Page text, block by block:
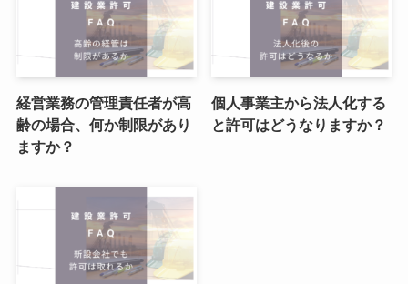
経営業務の管理責任者が高
齢の場合、何か制限があり
ますか？
個人事業主から法人化する
と許可はどうなりますか？